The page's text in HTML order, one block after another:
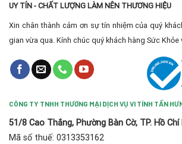
UY TÍN - CHẤT LƯỢNG LÀM NÊN THƯƠNG HIỆU
Xin chân thành cảm ơn sự tín nhiệm của quý
gian vừa qua. Kính chúc quý khách hàng Sức Khỏe
CÔNG TY TNHH THƯƠNG MẠI DỊCH VỤ VI TÍNH TẤN
51/8 Cao Thắng, Phường Bàn Cờ, TP. Hồ
Mã số thuế: 0313353162